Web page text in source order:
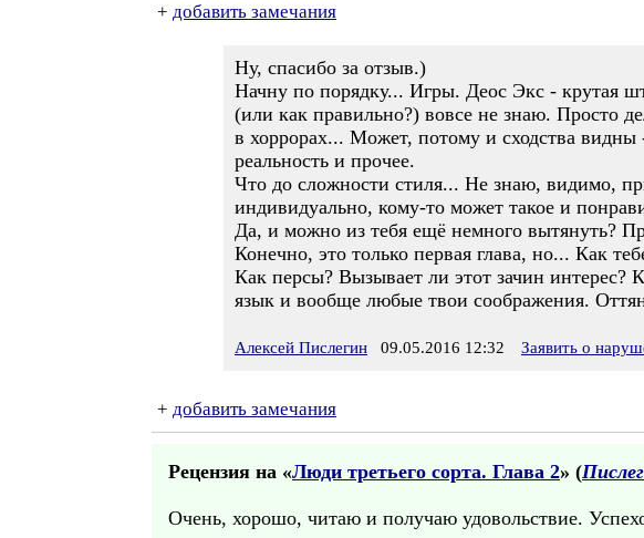
+ добавить замечания
Ну, спасибо за отзыв.)
Начну по порядку... Игры. Деос Экс - крутая
(или как правильно?) вовсе не знаю. Просто
в хоррорах... Может, потому и сходства видны
реальность и прочее.
Что до сложности стиля... Не знаю, видимо,
индивидуально, кому-то может такое и
Да, и можно из тебя ещё немного вытянуть?
Конечно, это только первая глава, но... Как
Как персы? Вызывает ли этот зачин
язык и вообще любые твои соображения.
Алексей Пислегин 09.05.2016 12:32 Заявить о
+ добавить замечания
Рецензия на «Люди третьего сорта. Глава 2» (
Очень, хорошо, читаю и получаю удовольствие.